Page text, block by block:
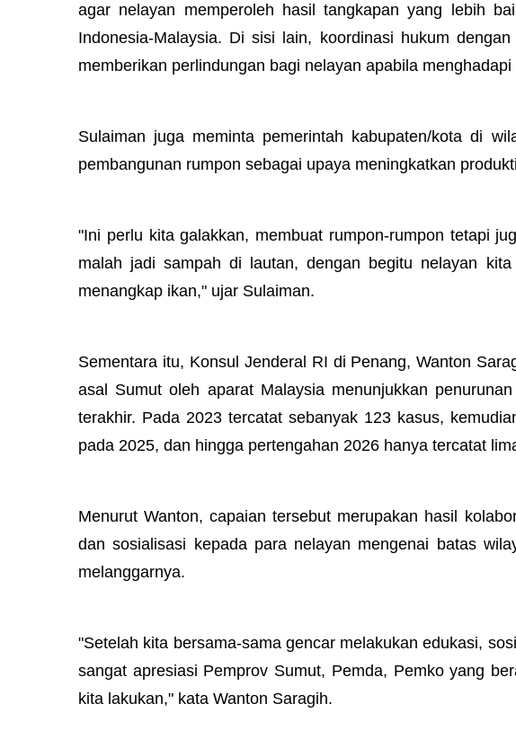
agar nelayan memperoleh hasil tangkapan yang lebih
Indonesia-Malaysia. Di sisi lain, koordinasi hukum
memberikan perlindungan bagi nelayan apabila
Sulaiman juga meminta pemerintah kabupaten/kota di
pembangunan rumpon sebagai upaya meningkatkan
"Ini perlu kita galakkan, membuat rumpon-rumpon tetapi
malah jadi sampah di lautan, dengan begitu nelayan
menangkap ikan," ujar Sulaiman.
Sementara itu, Konsul Jenderal RI di Penang, Wanton
asal Sumut oleh aparat Malaysia menunjukkan
terakhir. Pada 2023 tercatat sebanyak 123 kasus,
pada 2025, dan hingga pertengahan 2026 hanya tercatat
Menurut Wanton, capaian tersebut merupakan hasil
dan sosialisasi kepada para nelayan mengenai batas
melanggarnya.
"Setelah kita bersama-sama gencar melakukan edukasi,
sangat apresiasi Pemprov Sumut, Pemda, Pemko yang
kita lakukan," kata Wanton Saragih.